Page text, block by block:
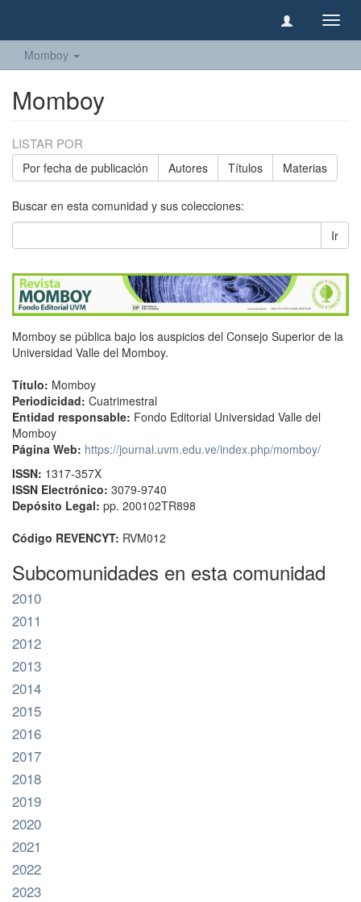
Momboy
Momboy
LISTAR POR
Por fecha de publicación Autores Títulos Materias
Buscar en esta comunidad y sus colecciones:
Ir
Momboy se pública bajo los auspicios del Consejo Superior de la
Universidad Valle del Momboy.
Título: Momboy
Periodicidad: Cuatrimestral
Entidad responsable: Fondo Editorial Universidad Valle del
Momboy
Página Web: https://journal.uvm.edu.ve/index.php/momboy/
ISSN: 1317-357X
ISSN Electrónico: 3079-9740
Depósito Legal: pp. 200102TR898
Código REVENCYT: RVM012
Subcomunidades en esta comunidad
2010
2011
2012
2013
2014
2015
2016
2017
2018
2019
2020
2021
2022
2023